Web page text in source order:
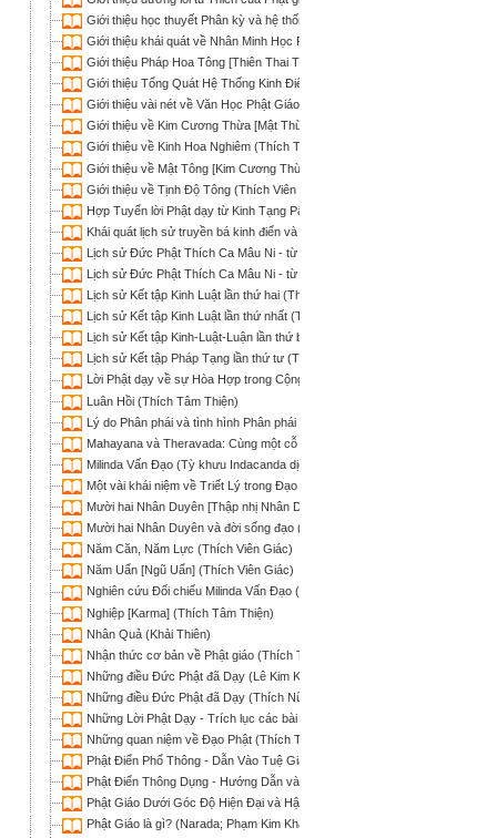
Giới thiệu học thuyết Phân kỳ và hệ thống Phán giáo (Khải Thiên)
Giới thiệu khái quát về Nhân Minh Học Phật Giáo [Logic Học Phật Giáo]
Giới thiệu Pháp Hoa Tông [Thiên Thai Tông] (Thích Trí Quảng)
Giới thiệu Tổng Quát Hệ Thống Kinh Điển Hán Tạng (Đào Nguyên)
Giới thiệu vài nét về Văn Học Phật Giáo Việt Nam (Thích Tâm Hải)
Giới thiệu về Kim Cương Thừa [Mật Thừa] (Nguyễn Thế Đăng)
Giới thiệu về Kinh Hoa Nghiêm (Thích Trí Quảng)
Giới thiệu về Mật Tông [Kim Cương Thừa] (Thích Viên Giác)
Giới thiệu về Tịnh Độ Tông (Thích Viên Giác)
Hợp Tuyển lời Phật dạy từ Kinh Tạng Pāli (Bodhi; Nguyên Nhật Trần Như
Khái quát lịch sử truyền bá kinh điển và những đặc điểm của Kinh tạng
Lịch sử Đức Phật Thích Ca Mâu Ni - từ Đản sanh đến Thành đạo (Gia Tuệ)
Lịch sử Đức Phật Thích Ca Mâu Ni - từ Thành đạo đến nhập Niết bàn (Gia
Lịch sử Kết tập Kinh Luật lần thứ hai (Thích Phước Sơn)
Lịch sử Kết tập Kinh Luật lần thứ nhất (Thích Phước Sơn)
Lịch sử Kết tập Kinh-Luật-Luận lần thứ ba (Thích Phước Sơn)
Lịch sử Kết tập Pháp Tạng lần thứ tư (Thích Phước Sơn)
Lời Phật dạy về sự Hòa Hợp trong Cộng đồng và Xã hội - Hợp Tuyển từ
Luân Hồi (Thích Tâm Thiện)
Lý do Phân phái và tình hình Phân phái trong đạo Phật (Minh Chi)
Mahayana và Theravada: Cùng một cỗ xe (Bình Anson)
Milinda Vấn Đạo (Tỳ khưu Indacanda dịch)
Một vài khái niệm về Triết Lý trong Đạo Phật (Phật-Điển Hành-Tư)
Mười hai Nhân Duyên [Thập nhị Nhân Duyên] (Thích Tâm Hải)
Mười hai Nhân Duyên và đời sống đạo (Nhựt Chiếu)
Năm Căn, Năm Lực (Thích Viên Giác)
Năm Uẩn [Ngũ Uẩn] (Thích Viên Giác)
Nghiên cứu Đối chiếu Milinda Vấn Đạo (Chữ Pāli) và Kinh Na-Tiên Tỷ-
Nghiệp [Karma] (Thích Tâm Thiện)
Nhân Quả (Khải Thiên)
Nhận thức cơ bản về Phật giáo (Thích Tố Huân)
Những điều Đức Phật đã Dạy (Lê Kim Kha dịch)
Những điều Đức Phật đã Dạy (Thích Nữ Trí Hải dịch)
Những Lời Phật Dạy - Trích lục các bài giảng trong Kinh điển Pāli (Bình
Những quan niệm về Đạo Phật (Thích Trí Quảng)
Phật Điển Phổ Thông - Dẫn Vào Tuệ Giác Phật (ICDV; Lê Mạnh Thát, HT
Phật Điển Thông Dụng - Hướng Dẫn và Tuệ Tri của Ðức Phật (ICDV; TT
Phật Giáo Dưới Góc Độ Hiện Đại và Hậu Hiện Đại (Quán Như)
Phật Giáo là gì? (Narada; Phạm Kim Khánh dịch)